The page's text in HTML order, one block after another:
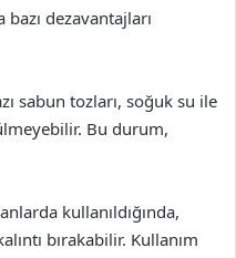
dezavantajları
sabun tozları, soğuk su ile
Bu durum,
kullanıldığında,
bırakabilir. Kullanım